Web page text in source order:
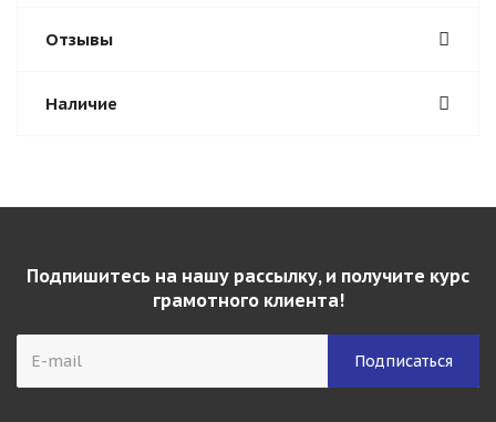
Отзывы
Наличие
Подпишитесь на нашу рассылку, и получите курс
грамотного клиента!